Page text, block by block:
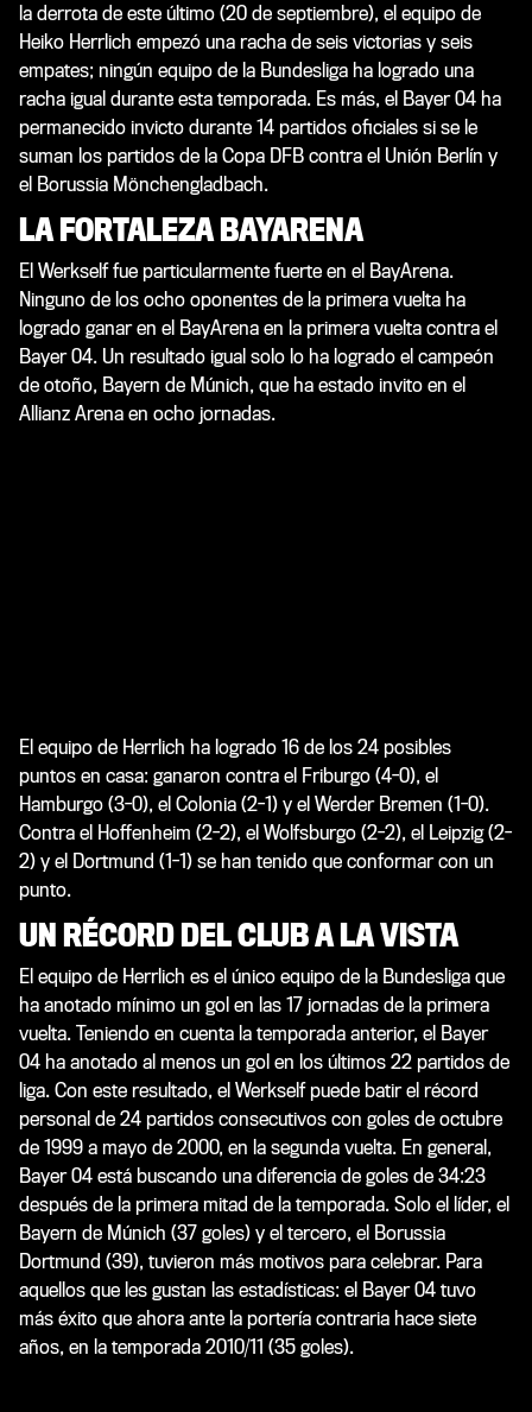
la derrota de este último (20 de septiembre), el equipo de
Heiko Herrlich empezó una racha de seis victorias y seis
empates; ningún equipo de la Bundesliga ha logrado una
racha igual durante esta temporada. Es más, el Bayer 04 ha
permanecido invicto durante 14 partidos oficiales si se le
suman los partidos de la Copa DFB contra el Unión Berlín y
el Borussia Mönchengladbach.
LA FORTALEZA BAYARENA
El Werkself fue particularmente fuerte en el BayArena.
Ninguno de los ocho oponentes de la primera vuelta ha
logrado ganar en el BayArena en la primera vuelta contra el
Bayer 04. Un resultado igual solo lo ha logrado el campeón
de otoño, Bayern de Múnich, que ha estado invito en el
Allianz Arena en ocho jornadas.
El equipo de Herrlich ha logrado 16 de los 24 posibles
puntos en casa: ganaron contra el Friburgo (4-0), el
Hamburgo (3-0), el Colonia (2-1) y el Werder Bremen (1-0).
Contra el Hoffenheim (2-2), el Wolfsburgo (2-2), el Leipzig (2-
2) y el Dortmund (1-1) se han tenido que conformar con un
punto.
UN RÉCORD DEL CLUB A LA VISTA
El equipo de Herrlich es el único equipo de la Bundesliga que
ha anotado mínimo un gol en las 17 jornadas de la primera
vuelta. Teniendo en cuenta la temporada anterior, el Bayer
04 ha anotado al menos un gol en los últimos 22 partidos de
liga. Con este resultado, el Werkself puede batir el récord
personal de 24 partidos consecutivos con goles de octubre
de 1999 a mayo de 2000, en la segunda vuelta. En general,
Bayer 04 está buscando una diferencia de goles de 34:23
después de la primera mitad de la temporada. Solo el líder, el
Bayern de Múnich (37 goles) y el tercero, el Borussia
Dortmund (39), tuvieron más motivos para celebrar. Para
aquellos que les gustan las estadísticas: el Bayer 04 tuvo
más éxito que ahora ante la portería contraria hace siete
años, en la temporada 2010/11 (35 goles).